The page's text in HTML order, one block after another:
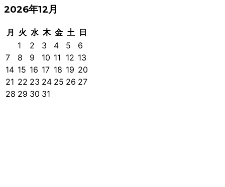
2026年12月
月 火 水 木 金 土 日
1
2 3 4 5
6
7
8 9 10 11 12 13
14 15 16 17 18 19 20
21 22 23 24 25 26 27
28 29 30 31